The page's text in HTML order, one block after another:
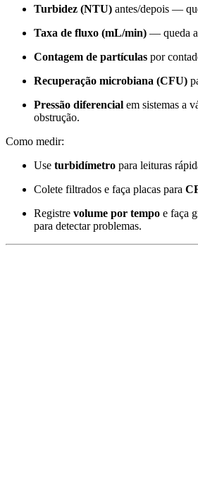
Turbidez (NTU) antes/depois —
Taxa de fluxo (mL/min) — queda
Contagem de partículas por
Recuperação microbiana (CFU)
Pressão diferencial em sistemas a
obstrução.
Como medir:
Use turbidímetro para leituras
Colete filtrados e faça placas para
Registre volume por tempo e faça
para detectar problemas.